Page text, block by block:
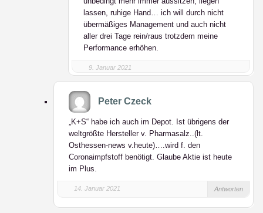
lassen, ruhige Hand… ich will durch nicht
übermäßiges Management und auch nicht
aller drei Tage rein/raus trotzdem meine
Performance erhöhen.
9. Januar 2021
Peter Czeck
„K+S“ habe ich auch im Depot. Ist übrigens der
weltgrößte Hersteller v. Pharmasalz..(lt.
Osthessen-news v.heute)….wird f. den
Coronaimpfstoff benötigt. Glaube Aktie ist heute
im Plus.
14. Januar 2021 Antworten